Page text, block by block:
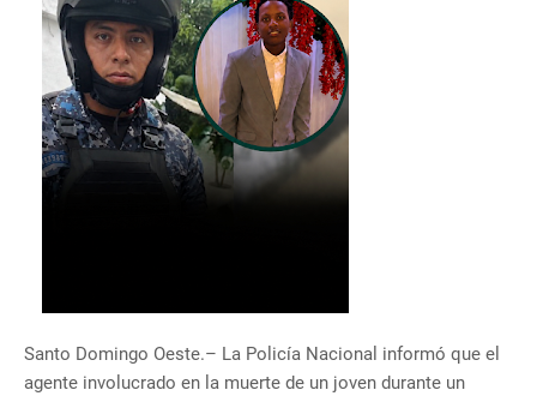
Santo Domingo Oeste.– La Policía Nacional informó que el
agente involucrado en la muerte de un joven durante un